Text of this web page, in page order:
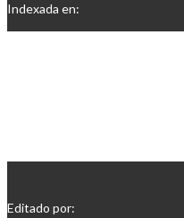
Indexada en:
Editado por: